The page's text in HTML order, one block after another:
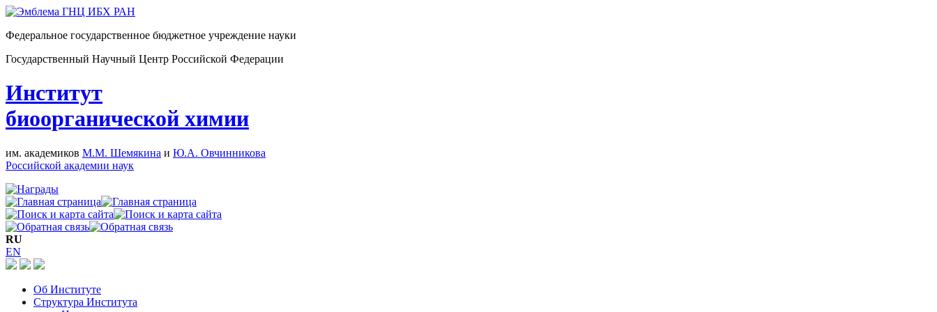
Федеральное государственное бюджетное учреждение науки
Государственный Научный Центр Российской Федерации
Институт
биоорганической химии
им. академиков М.М. Шемякина и Ю.А. Овчинникова
Российской академии наук
RU
EN
Об Институте
Структура Института